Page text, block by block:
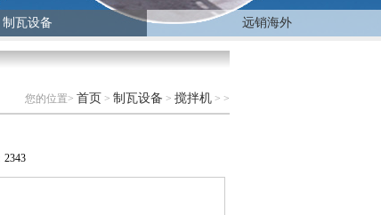
制瓦设备 远销海外
您的位置> 首页 > 制瓦设备 > 搅拌机> >
2343